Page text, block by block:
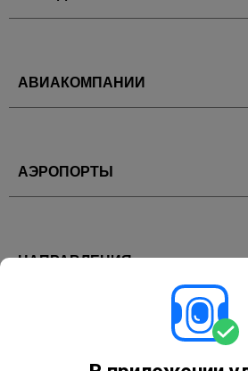
АВИАКОМПАНИИ
АЭРОПОРТЫ
НАПРАВЛЕНИЯ